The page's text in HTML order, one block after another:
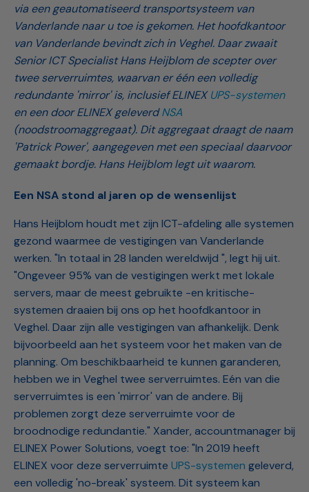
via een geautomatiseerd transportsysteem van
Vanderlande naar u toe is gekomen. Het hoofdkantoor
van Vanderlande bevindt zich in Veghel. Daar zwaait
Senior ICT Specialist Hans Heijblom de scepter over
twee serverruimtes, waarvan er één een volledig
redundante 'mirror' is, inclusief ELINEXUPS-systemen
en een door ELINEX geleverdNSA
(noodstroomaggregaat). Dit aggregaat draagt de naam
'Patrick Power', aangegeven met een speciaal daarvoor
gemaakt bordje. Hans Heijblom legt uit waarom.
Een NSA stond al jaren op de wensenlijst
Hans Heijblom houdt met zijn ICT-afdeling alle systemen
gezond waarmee de vestigingen van Vanderlande
werken. "In totaal in 28 landen wereldwijd ", legt hij uit.
"Ongeveer 95% van de vestigingen werkt met lokale
servers, maar de meest gebruikte -en kritische-
systemen draaien bij ons op het hoofdkantoor in
Veghel. Daar zijn alle vestigingen van afhankelijk. Denk
bijvoorbeeld aan het systeem voor het maken van de
planning. Om beschikbaarheid te kunnen garanderen,
hebben we in Veghel twee serverruimtes. Eén van die
serverruimtes is een 'mirror' van de andere. Bij
problemen zorgt deze serverruimte voor de
broodnodige redundantie." Xander, accountmanager bij
ELINEX Power Solutions, voegt toe: "In 2019 heeft
ELINEX voor deze serverruimte UPS-systemen geleverd,
een volledig 'no-break' systeem. Dit systeem kan